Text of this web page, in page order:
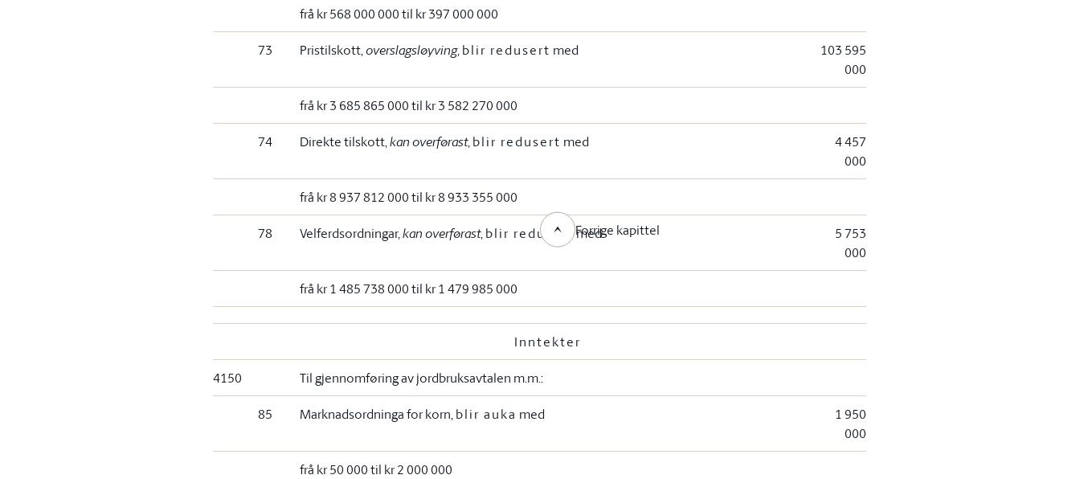
frå kr 568 000 000 til kr 397 000 000
73 Pristilskott,overslagsløyving,blir redusert med
103 595
000
frå kr 3 685 865 000 til kr 3 582 270 000
74 Direkte tilskott,kan overførast,blir redusert med
4 457
000
frå kr 8 937 812 000 til kr 8 933 355 000
78 Velferdsordningar,kan overførast,blir redusertmed
5 753
000
frå kr 1 485 738 000 til kr 1 479 985 000
Inntekter
4150 Til gjennomføring av jordbruksavtalen m.m.:
85 Marknadsordninga for korn,blir auka med
1 950
000
frå kr 50 000 til kr 2 000 000
Forrige kapittel